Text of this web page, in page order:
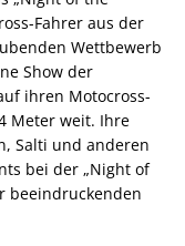
Fahrer aus der
Wettbewerb
Show der
ihren Motocross-
Meter weit. Ihre
Salti und anderen
bei der „Night of
beeindruckenden